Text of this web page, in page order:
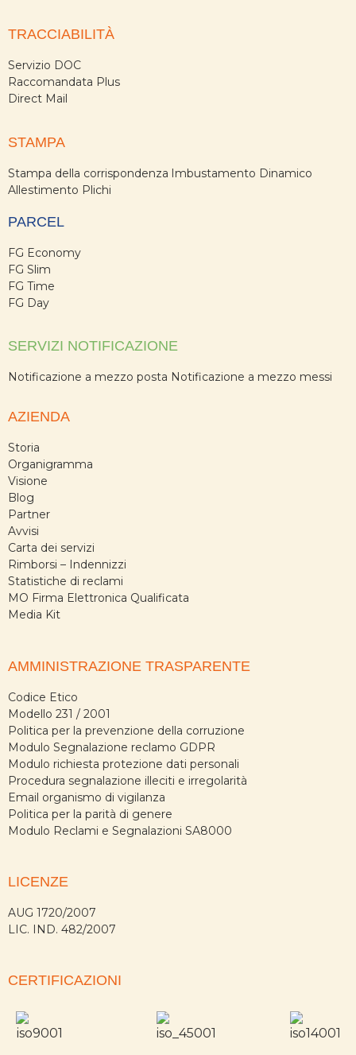
TRACCIABILITÀ
Servizio DOC
Raccomandata Plus
Direct Mail
STAMPA
Stampa della corrispondenza Imbustamento Dinamico
Allestimento Plichi
PARCEL
FG Economy
FG Slim
FG Time
FG Day
SERVIZI NOTIFICAZIONE
Notificazione a mezzo posta Notificazione a mezzo messi
AZIENDA
Storia
Organigramma
Visione
Blog
Partner
Avvisi
Carta dei servizi
Rimborsi – Indennizzi
Statistiche di reclami
MO Firma Elettronica Qualificata
Media Kit
AMMINISTRAZIONE TRASPARENTE
Codice Etico
Modello 231 / 2001
Politica per la prevenzione della corruzione
Modulo Segnalazione reclamo GDPR
Modulo richiesta protezione dati personali
Procedura segnalazione illeciti e irregolarità
Email organismo di vigilanza
Politica per la parità di genere
Modulo Reclami e Segnalazioni SA8000
LICENZE
AUG 1720/2007
LIC. IND. 482/2007
CERTIFICAZIONI